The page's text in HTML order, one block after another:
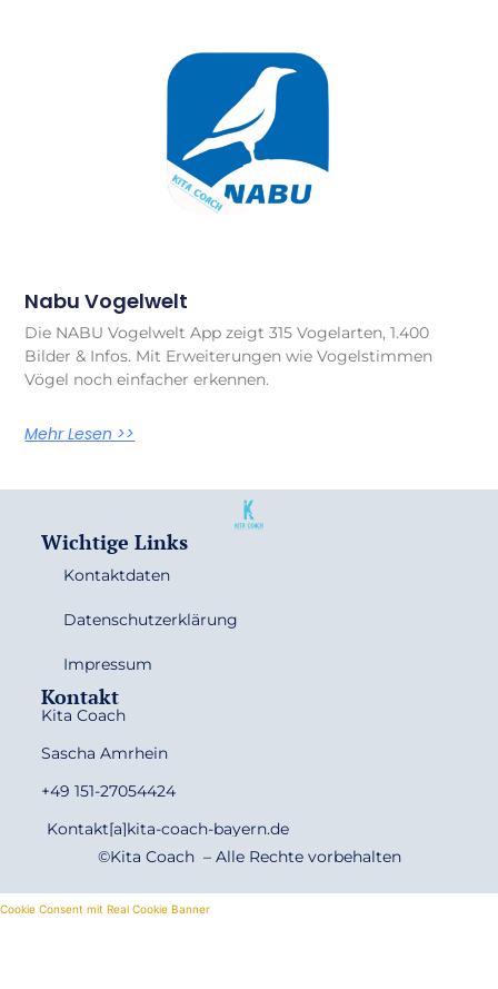
Nabu Vogelwelt
Die NABU Vogelwelt App zeigt 315 Vogelarten, 1.400
Bilder & Infos. Mit Erweiterungen wie Vogelstimmen
Vögel noch einfacher erkennen.
Mehr Lesen >>
Wichtige Links
Kontaktdaten
Datenschutzerklärung
Impressum
Kontakt
Kita Coach
Sascha Amrhein
+49 151-27054424
Kontakt[a]kita-coach-bayern.de
©Kita Coach – Alle Rechte vorbehalten
Cookie Consent mit Real Cookie Banner